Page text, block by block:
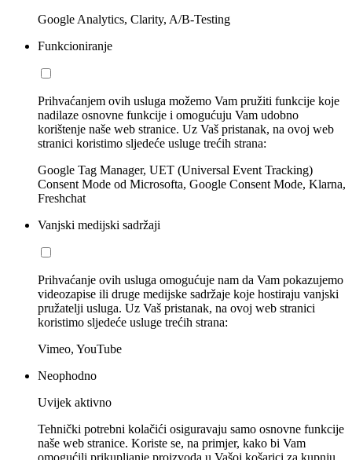
Google Analytics, Clarity, A/B-Testing
Funkcioniranje
Prihvaćanjem ovih usluga možemo Vam pružiti funkcije koje
nadilaze osnovne funkcije i omogućuju Vam udobno
korištenje naše web stranice. Uz Vaš pristanak, na ovoj web
stranici koristimo sljedeće usluge trećih strana:
Google Tag Manager, UET (Universal Event Tracking)
Consent Mode od Microsofta, Google Consent Mode, Klarna,
Freshchat
Vanjski medijski sadržaji
Prihvaćanje ovih usluga omogućuje nam da Vam pokazujemo
videozapise ili druge medijske sadržaje koje hostiraju vanjski
pružatelji usluga. Uz Vaš pristanak, na ovoj web stranici
koristimo sljedeće usluge trećih strana:
Vimeo, YouTube
Neophodno
Uvijek aktivno
Tehnički potrebni kolačići osiguravaju samo osnovne funkcije
naše web stranice. Koriste se, na primjer, kako bi Vam
omogućili prikupljanje proizvoda u Vašoj košarici za kupnju